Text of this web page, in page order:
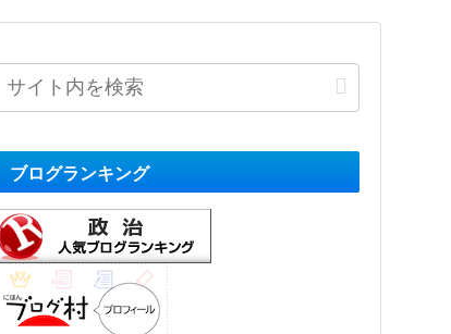
ブログランキング